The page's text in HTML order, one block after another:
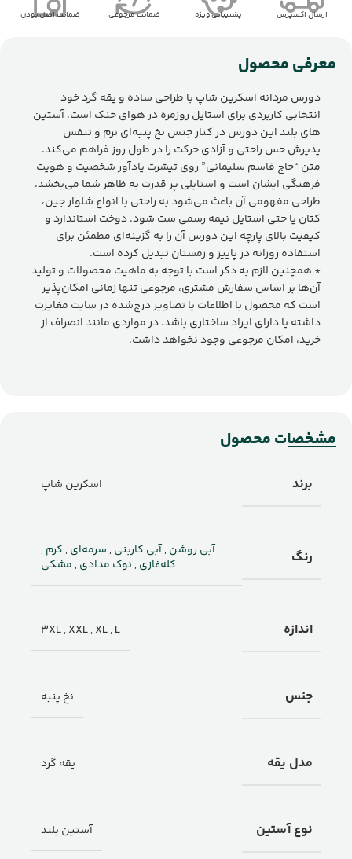
ارسال اکسپرس پشتیبانی ویژه ضمانت مرجوعی ضمانت اصل بودن
معرفی محصول
دورس مردانه اسکرین شاپ با طراحی ساده و یقه گرد خود
انتخابی کاربردی برای استایل روزمره در هوای خنک است. آستین
های بلند این دورس در کنار جنس نخ پنبه‌ای نرم و تنفس
پذیرش حس راحتی و آزادی حرکت را در طول روز فراهم می‌کند.
متن “حاج قاسم سلیمانی” روی تیشرت یادآور شخصیت و هویت
فرهنگی ایشان است و استایلی پر قدرت به ظاهر شما می‌بخشد.
طراحی مفهومی آن باعث می‌شود به راحتی با انواع شلوار جین،
کتان یا حتی استایل نیمه رسمی ست شود. دوخت استاندارد و
کیفیت بالای پارچه این دورس آن را به گزینه‌ای مطمئن برای
استفاده روزانه در پاییز و زمستان تبدیل کرده است.
* همچنین لازم به ذکر است با توجه به ماهیت محصولات و تولید
آن‌ها بر اساس سفارش مشتری، مرجوعی تنها زمانی امکان‌پذیر
است که محصول با اطلاعات یا تصاویر درج‌شده در سایت مغایرت
داشته یا دارای ایراد ساختاری باشد. در مواردی مانند انصراف از
خرید، امکان مرجوعی وجود نخواهد داشت.
مشخصات محصول
برند اسکرین شاپ
رنگ آبی روشن,آبی کاربنی,سرمه‌ای,کرم,
کله‌غازی,نوک مدادی,مشکی
اندازه 3XL,XXL,XL,L
جنس نخ پنبه
مدل یقه یقه گرد
نوع آستین آستین بلند